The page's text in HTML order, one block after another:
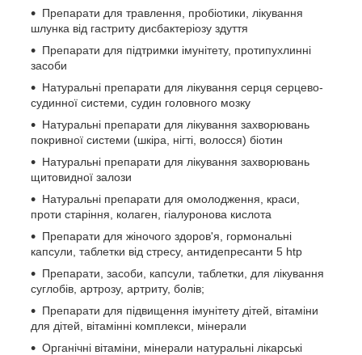
Препарати для травлення, пробіотики, лікування
шлунка від гастриту дисбактеріозу здуття
Препарати для підтримки імунітету, протипухлинні
засоби
Натуральні препарати для лікування серця серцево-
судинної системи, судин головного мозку
Натуральні препарати для лікування захворювань
покривної системи (шкіра, нігті, волосся) біотин
Натуральні препарати для лікування захворювань
щитовидної залози
Натуральні препарати для омолодження, краси,
проти старіння, колаген, гіалуронова кислота
Препарати для жіночого здоров'я, гормональні
капсули, таблетки від стресу, антидепресанти 5 htp
Препарати, засоби, капсули, таблетки, для лікування
суглобів, артрозу, артриту, болів;
Препарати для підвищення імунітету дітей, вітаміни
для дітей, вітамінні комплекси, мінерали
Органічні вітаміни, мінерали натуральні лікарські